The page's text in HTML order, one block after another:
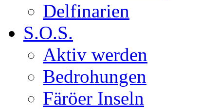
Delfinarien
S.O.S.
Aktiv werden
Bedrohungen
Färöer Inseln